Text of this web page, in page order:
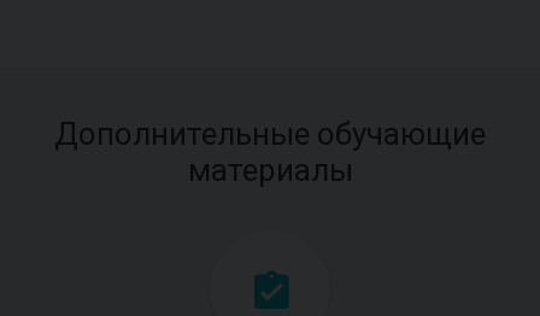
Дополнительные обучающие
материалы